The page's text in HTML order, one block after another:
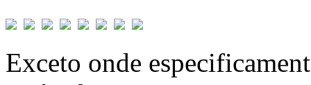
Exceto onde